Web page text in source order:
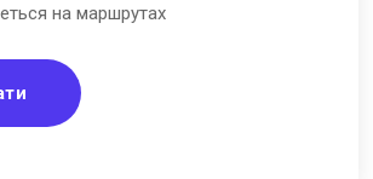
на маршрутах